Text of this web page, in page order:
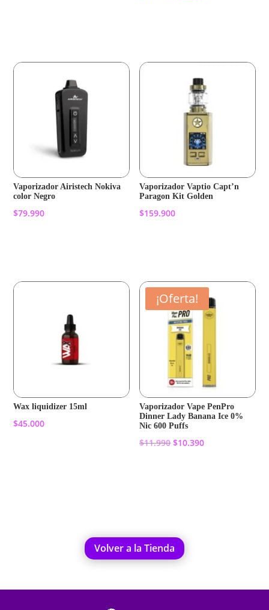
Vaporizador Airistech Nokiva
color Negro
$79.990
Vaporizador Vaptio Capt’n
Paragon Kit Golden
$159.900
Wax liquidizer 15ml
$45.000
¡Oferta!
Vaporizador Vape PenPro
Dinner Lady Banana Ice 0%
Nic 600 Puffs
$11.990 El
$10.390El
Volver a la Tienda